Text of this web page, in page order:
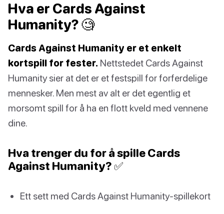
Hva er Cards Against
Humanity? 🧐
Cards Against Humanity er et enkelt
kortspill for fester. Nettstedet Cards Against
Humanity sier at det er et festspill for forferdelige
mennesker. Men mest av alt er det egentlig et
morsomt spill for å ha en flott kveld med vennene
dine.
Hva trenger du for å spille Cards
Against Humanity? ✅
Ett sett med Cards Against Humanity-spillekort